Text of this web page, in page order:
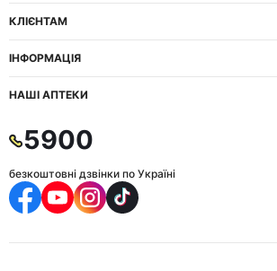
КЛІЄНТАМ
ІНФОРМАЦІЯ
НАШІ АПТЕКИ
5900
безкоштовні дзвінки по Україні